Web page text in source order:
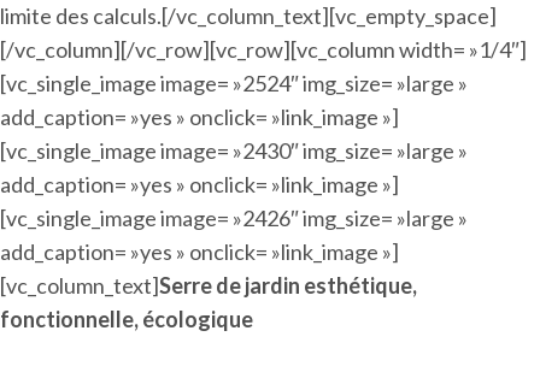
limite des calculs.[/vc_column_text][vc_empty_space]
[/vc_column][/vc_row][vc_row][vc_column width= »1/4″]
[vc_single_image image= »2524″ img_size= »large »
add_caption= »yes » onclick= »link_image »]
[vc_single_image image= »2430″ img_size= »large »
add_caption= »yes » onclick= »link_image »]
[vc_single_image image= »2426″ img_size= »large »
add_caption= »yes » onclick= »link_image »]
[vc_column_text]Serre de jardin esthétique,
fonctionnelle, écologique